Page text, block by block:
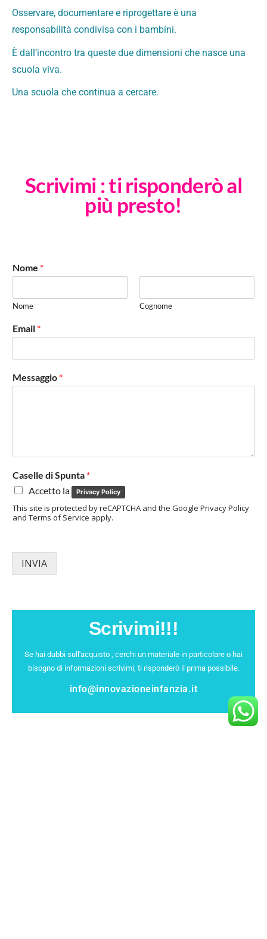
Osservare, documentare e riprogettare è una
responsabilità condivisa con i bambini.
È dall’incontro tra queste due dimensioni che nasce una
scuola viva.
Una scuola che continua a cercare.
Scrivimi : ti risponderò al
più presto!
Nome *
Nome Cognome
Email *
Messaggio *
Caselle di Spunta *
Accetto la
Privacy Policy
This site is protected by reCAPTCHA and the Google Privacy Policy
and Terms of Service apply.
INVIA
Scrivimi!!!
Se hai dubbi sull'acquisto , cerchi un materiale in particolare o hai
bisogno di informazioni scrivimi, ti risponderò il prima possibile.
info@innovazioneinfanzia.it